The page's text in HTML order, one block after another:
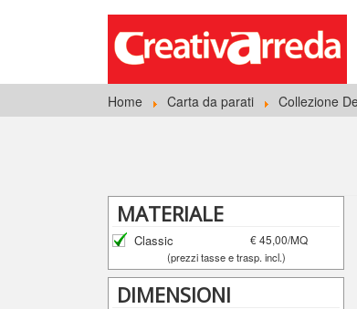
Home
Carta da parati Collezione
MATERIALE
Classic € 45,00/MQ
(prezzi tasse e trasp. incl.)
DIMENSIONI